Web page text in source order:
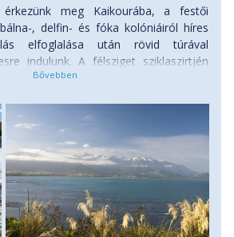
meg Kaikourába, a festői
, delfin- és fóka kolóniáiról híres
elfoglalása után rövid túrával
indulunk. A félsziget sziklaszirtjén
tárul elénk. Előttünk a végtelenbe
programra is van lehetőség, aki
program keretei között részt vehet
melynek során megkeressük az itt élő
azokat, akik éppen felúsznak a
egy picit levegőzni. Modern technikával
vízi emlősök várható felszínre
így a bálnaélmény általában
órákban kipihenhetjük a különleges